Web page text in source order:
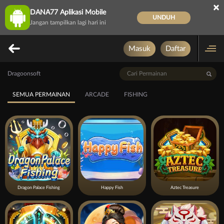
DANA77 Aplikasi Mobile
Jangan tampilkan lagi hari ini
UNDUH
×
Masuk Daftar
Dragoonsoft
SEMUA PERMAINAN ARCADE FISHING
Dragon Palace Fishing Happy Fish Aztec Treasure